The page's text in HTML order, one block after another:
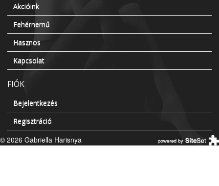
Akcióink
Fehérnemű
Hasznos
Kapcsolat
FIÓK
Bejelentkezés
Regisztráció
© 2026 Gabriella Harisnya